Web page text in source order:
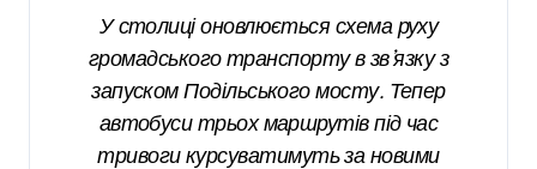
У столиці оновлюється схема руху
громадського транспорту в зв’язку з
запуском Подільського мосту. Тепер
автобуси трьох маршрутів під час
тривоги курсуватимуть за новими